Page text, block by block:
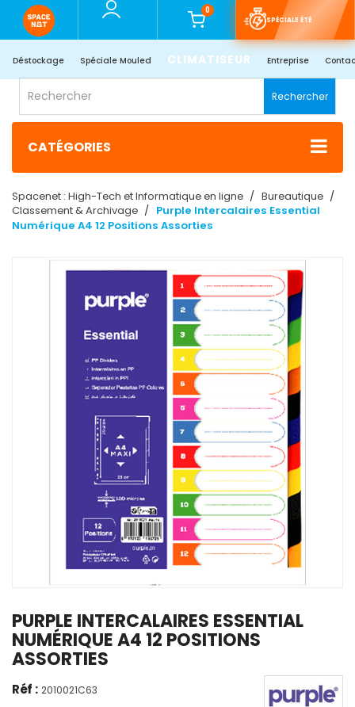
0
SPÉCIALE ÉTÉ
Déstockage Spéciale Mouled CLIMATISEUR Entreprise
Rechercher
CATÉGORIES
Spacenet : High-Tech et Informatique en ligne
Bureautique
Classement & Archivage
Purple Intercalaires Essential
Numérique A4 12 Positions Assorties
PURPLE INTERCALAIRES ESSENTIAL
NUMÉRIQUE A4 12 POSITIONS
ASSORTIES
Réf : 2010021C63